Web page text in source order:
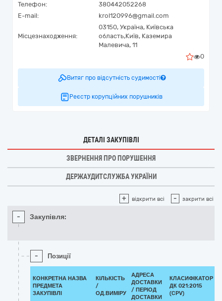
Телефон:
380442052268
E-mail:
krol120996@gmail.com
Місцезнаходження:
03150, Україна, Київська
область,Київ, Каземира
Малевича, 11
0
Витяг про відсутність судимості
Реєстр корупційних порушників
ДЕТАЛІ ЗАКУПІВЛІ
ЗВЕРНЕННЯ ПРО ПОРУШЕННЯ
ДЕРЖАУДИТСЛУЖБА УКРАЇНИ
+ відкрити всі - закрити всі
- Закупівля:
- Позиції
КОНКРЕТНА НАЗВА
ПРЕДМЕТА
ЗАКУПІВЛІ
КІЛЬКІСТЬ
/
ОД.ВИМІРУ
АДРЕСА
ДОСТАВКИ
/ ПЕРІОД
ДОСТАВКИ
КЛАСИФІКАТОР
ДК 021:2015
(CPV)